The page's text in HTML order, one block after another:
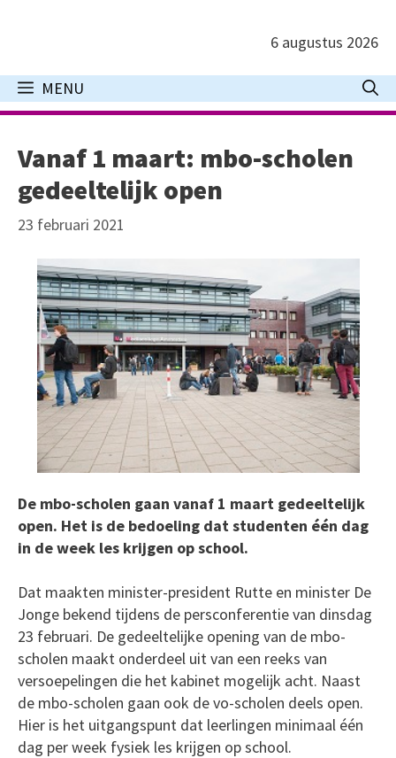
inhoud
6 augustus 2026
MENU
Vanaf 1 maart: mbo-scholen
gedeeltelijk open
23 februari 2021
De mbo-scholen gaan vanaf 1 maart gedeeltelijk
open. Het is de bedoeling dat studenten één dag
in de week les krijgen op school.
Dat maakten minister-president Rutte en minister De
Jonge bekend tijdens de persconferentie van dinsdag
23 februari. De gedeeltelijke opening van de mbo-
scholen maakt onderdeel uit van een reeks van
versoepelingen die het kabinet mogelijk acht. Naast
de mbo-scholen gaan ook de vo-scholen deels open.
Hier is het uitgangspunt dat leerlingen minimaal één
dag per week fysiek les krijgen op school.